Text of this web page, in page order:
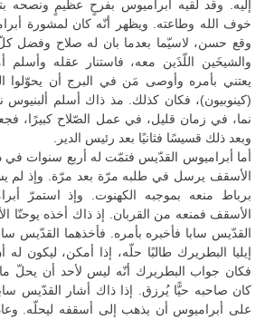
إليه. وقد لقيه أبراميوس بفرحٍ عظيمٍ ونصحه
خوف الله وطاعته. ويظهر أنّه كان لمشورة
وقع حسن، لاسيّما بعدما بان له صلاح وفضل
والشيخَين اللّذَين معه، فاستنار عقله وأسلم
يعتني بأمره وأوصى مَن في البرج أن يحوّلوا
(كينوبيون)، فكان كذلك. مذ ذاك أسلم
نما، في زمان قليل، في عمل الصّلاح كبيرًا،
وبعد ذلك قسيسًا فثانيًا بعد رئيس الدير.
أما أبراميوس القدّيس فتمّت له أربع سنوات في
الأسقف يرسل في طلبه مرّة بعد مرّة. وإذ لم
برباط منعه بموجبه الكهنوت. وإذ استمرّ
الأسقف فمنعه من القربان. إذ ذاك أخذه يوحنّا
القدّيس سابا فأخبره بأمره. فأخذهما القدّيس
إيليا البطريرك طالبًا حلّه، إذا أمكن، ليكون
فكان جواب البطريرك أنّه ليس لأحد أن يحلّ ما
كان صاحبه حيًّا يُرزق. إذا ذاك أشار القدّيس
على أبراميوس أن يذهب إلى أسقفه ليحلّه.